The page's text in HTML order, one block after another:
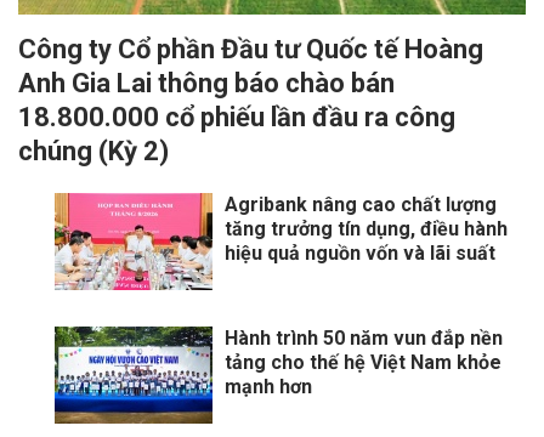
Công ty Cổ phần Đầu tư Quốc tế Hoàng
Anh Gia Lai thông báo chào bán
18.800.000 cổ phiếu lần đầu ra công
chúng (Kỳ 2)
Agribank nâng cao chất lượng
tăng trưởng tín dụng, điều hành
hiệu quả nguồn vốn và lãi suất
Hành trình 50 năm vun đắp nền
tảng cho thế hệ Việt Nam khỏe
mạnh hơn